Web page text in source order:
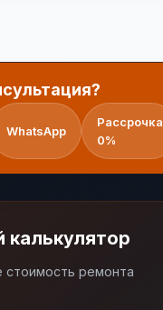
WhatsApp
Рассрочка
0%
калькулятор
стоимость ремонта